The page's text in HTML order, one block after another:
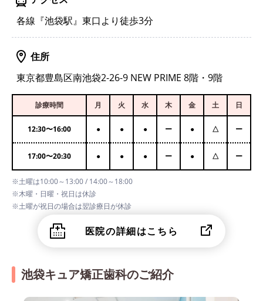
各線『池袋駅』東口より徒歩3分
住所
東京都豊島区南池袋2-26-9 NEW PRIME 8階・9階
診療時間 月 火 水 木 金 土 日
12:30〜16:00 ● ● ● ー ● △ ー
17:00〜20:30 ● ● ● ー ● △ ー
※土曜は10:00～13:00 / 14:00～18:00
※木曜・日曜・祝日は休診
※土曜が祝日の場合は翌診療日が休診
医院の詳細はこちら
池袋キュア矯正歯科のご紹介